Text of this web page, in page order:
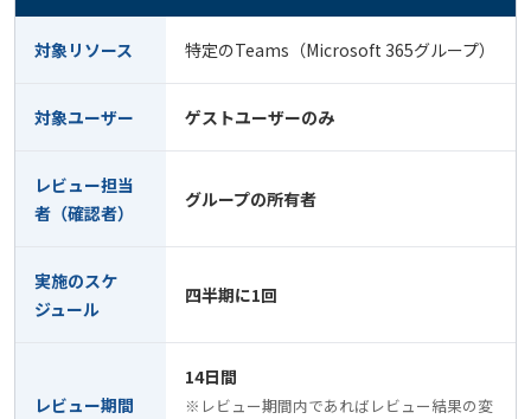
対象リソース 特定のTeams（Microsoft 365グループ）
対象ユーザー ゲストユーザーのみ
レビュー担当
者（確認者）
グループの所有者
実施のスケ
ジュール
四半期に1回
レビュー期間
14日間
※レビュー期間内であればレビュー結果の変